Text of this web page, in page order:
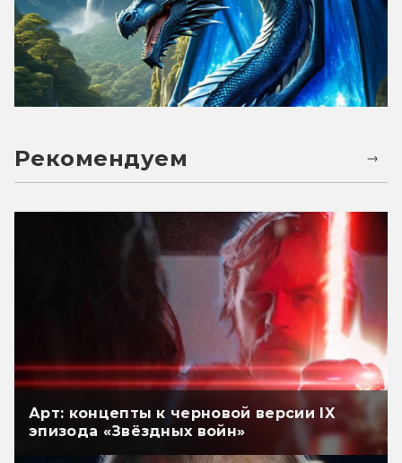
Рекомендуем
Арт: концепты к черновой версии IX
эпизода «Звёздных войн»